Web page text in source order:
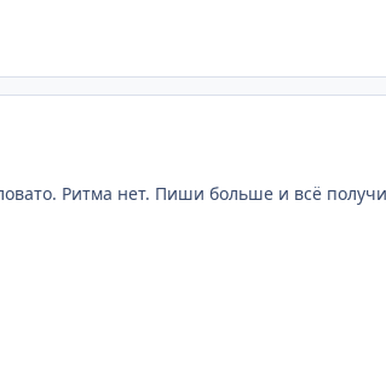
Ритма нет. Пиши больше и всё